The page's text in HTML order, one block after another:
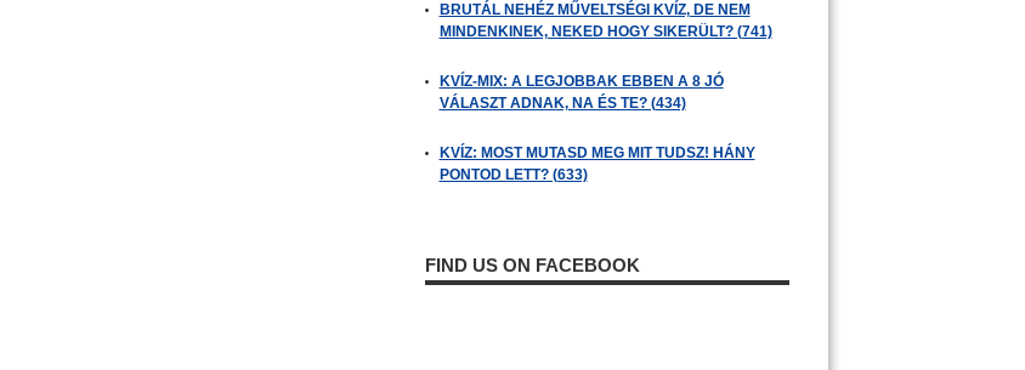
BRUTÁL NEHÉZ MŰVELTSÉGI KVÍZ, DE NEM
MINDENKINEK, NEKED HOGY SIKERÜLT? (741)
KVÍZ-MIX: A LEGJOBBAK EBBEN A 8 JÓ
VÁLASZT ADNAK, NA ÉS TE? (434)
KVÍZ: MOST MUTASD MEG MIT TUDSZ! HÁNY
PONTOD LETT? (633)
FIND US ON FACEBOOK